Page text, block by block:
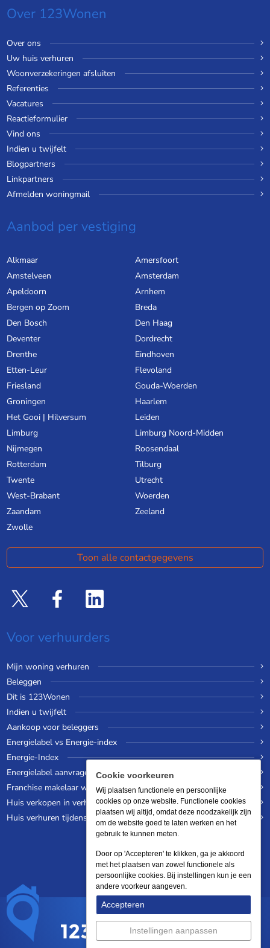
Over 123Wonen
Over ons
Uw huis verhuren
Woonverzekeringen afsluiten
Referenties
Vacatures
Reactieformulier
Vind ons
Indien u twijfelt
Blogpartners
Linkpartners
Afmelden woningmail
Aanbod per vestiging
Alkmaar
Amersfoort
Amstelveen
Amsterdam
Apeldoorn
Arnhem
Bergen op Zoom
Breda
Den Bosch
Den Haag
Deventer
Dordrecht
Drenthe
Eindhoven
Etten-Leur
Flevoland
Friesland
Gouda-Woerden
Groningen
Haarlem
Het Gooi | Hilversum
Leiden
Limburg
Limburg Noord-Midden
Nijmegen
Roosendaal
Rotterdam
Tilburg
Twente
Utrecht
West-Brabant
Woerden
Zaandam
Zeeland
Zwolle
Toon alle contactgegevens
Voor verhuurders
Mijn woning verhuren
Beleggen
Dit is 123Wonen
Indien u twijfelt
Aankoop voor beleggers
Energielabel vs Energie-index
Energie-Index
Energielabel aanvragen
Franchise makelaar worden
Huis verkopen in verhuurde staat
Huis verhuren tijdens een wereldreis
Cookie voorkeuren
Wij plaatsen functionele en persoonlijke
cookies op onze website. Functionele cookies
plaatsen wij altijd, omdat deze noodzakelijk zijn
om de website goed te laten werken en het
gebruik te kunnen meten.
Door op 'Accepteren' te klikken, ga je akkoord
met het plaatsen van zowel functionele als
persoonlijke cookies. Bij instellingen kun je een
andere voorkeur aangeven.
Accepteren
Instellingen aanpassen